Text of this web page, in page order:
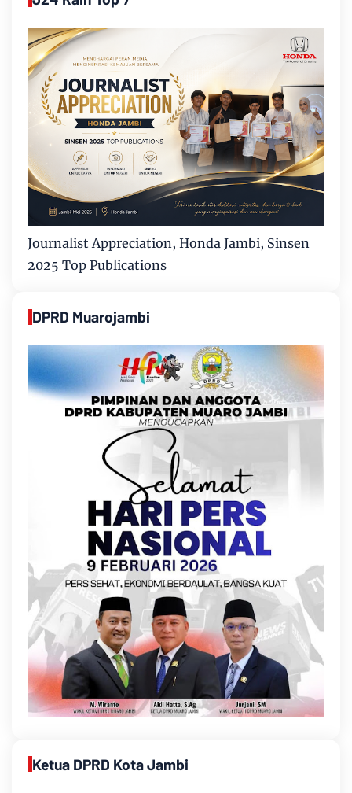
Journalist Appreciation, Honda Jambi, Sinsen
2025 Top Publications
DPRD Muarojambi
Ketua DPRD Kota Jambi